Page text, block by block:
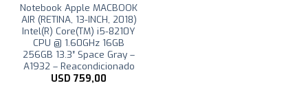
Notebook Apple MACBOOK
AIR (RETINA, 13-INCH, 2018)
Intel(R) Core(TM) i5-8210Y
CPU @ 1.60GHz 16GB
256GB 13.3″ Space Gray –
A1932 – Reacondicionado
USD 759,00